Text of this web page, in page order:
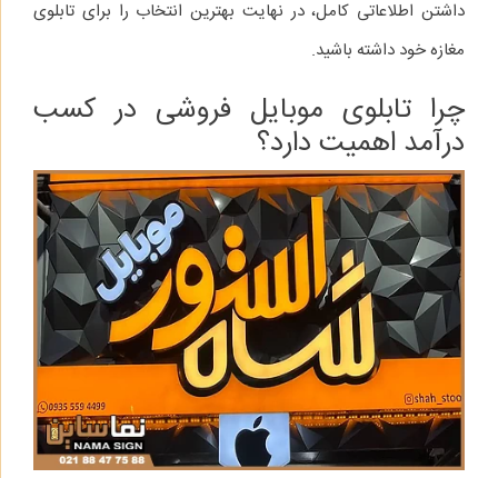
داشتن اطلاعاتی کامل، در نهایت بهترین انتخاب را برای تابلوی
مغازه خود داشته باشید.
چرا تابلوی موبایل فروشی در کسب
درآمد اهمیت دارد؟